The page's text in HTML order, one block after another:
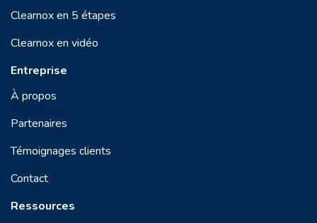
Clearnox en 5 étapes
Clearnox en vidéo
Entreprise
À propos
Partenaires
Témoignages clients
Contact
Ressources